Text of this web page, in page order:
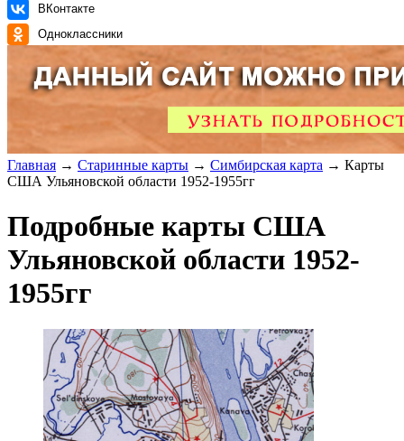
ВКонтакте
Одноклассники
Главная → Старинные карты → Симбирская карта → Карты
США Ульяновской области 1952-1955гг
Подробные карты США
Ульяновской области 1952-
1955гг